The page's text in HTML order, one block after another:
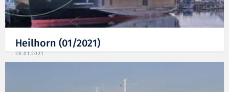
Heilhorn (01/2021)
28.01.2021